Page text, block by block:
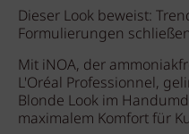
Dieser Look beweist:
Formulierungen
Mit iNOA, der
L'Oréal Professionnel,
Blonde Look im
maximalem Komfort für